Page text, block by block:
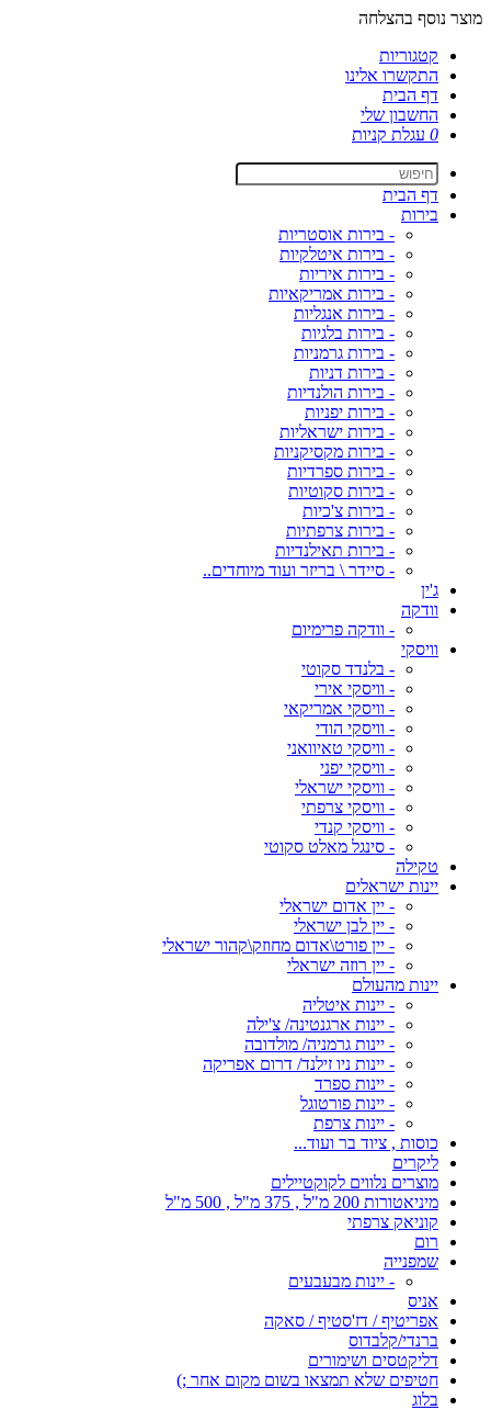
מוצר נוסף בהצלחה
קטגוריות
התקשרו אלינו
דף הבית
החשבון שלי
0 עגלת קניות
דף הבית
בירות
- בירות אוסטריות
- בירות איטלקיות
- בירות איריות
- בירות אמריקאיות
- בירות אנגליות
- בירות בלגיות
- בירות גרמניות
- בירות דניות
- בירות הולנדיות
- בירות יפניות
- בירות ישראליות
- בירות מקסיקניות
- בירות ספרדיות
- בירות סקוטיות
- בירות צ'כיות
- בירות צרפתיות
- בירות תאילנדיות
- סיידר \ בריזר ועוד מיוחדים..
ג'ין
וודקה
- וודקה פרימיום
וויסקי
- בלנדד סקוטי
- וויסקי אירי
- וויסקי אמריקאי
- וויסקי הודי
- וויסקי טאיוואני
- וויסקי יפני
- וויסקי ישראלי
- וויסקי צרפתי
- וויסקי קנדי
- סינגל מאלט סקוטי
טקילה
יינות ישראלים
- יין אדום ישראלי
- יין לבן ישראלי
- יין פורט\אדום מחוזק\קהור ישראלי
- יין רוזה ישראלי
יינות מהעולם
- יינות איטליה
- יינות ארגנטינה/ צ'ילה
- יינות גרמניה/ מולדובה
- יינות ניו זילנד/ דרום אפריקה
- יינות ספרד
- יינות פורטוגל
- יינות צרפת
כוסות , ציוד בר ועוד...
ליקרים
מוצרים נלווים לקוקטיילים
מיניאטורות 200 מ"ל , 375 מ"ל , 500 מ"ל
קוניאק צרפתי
רום
שמפנייה
- יינות מבעבעים
אניס
אפריטיף / דז'סטיף / סאקה
ברנדי/קלבדוס
דליקטסים ושימורים
חטיפים שלא תמצאו בשום מקום אחר ;)
בלוג